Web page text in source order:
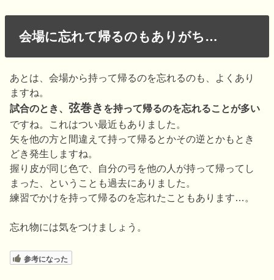
会場に忘れて帰るのもありがち…
あとは、会場から持って帰るのを忘れるのも、よくあり
ますね。
試合のとき、弦巻き を持って帰るのを忘れることが多い
ですね。これはつい最近もありました。
矢を他の方と間違えて持って帰るとかその逆とかもとき
どき発生しますね。
握り皮が同じ色で、自分の弓を他の人が持って帰ってし
まった、ということも過去にありました。
練習でかけを持って帰るのを忘れたこともあります…。
忘れ物には気をつけましょう。
参考になった